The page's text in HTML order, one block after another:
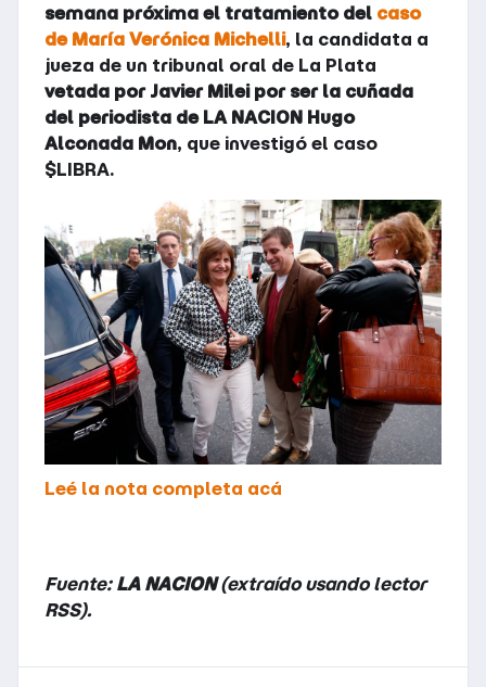
semana próxima el tratamiento del caso
de María Verónica Michelli, la candidata a
jueza de un tribunal oral de La Plata
vetada por Javier Milei por ser la cuñada
del periodista de LA NACION Hugo
Alconada Mon, que investigó el caso
$LIBRA.
Leé la nota completa acá
Fuente: LA NACION(extraído usando lector
RSS).